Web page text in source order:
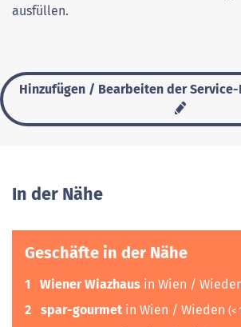
ausfüllen.
Hinzufügen / Bearbeiten der
In der Nähe
Geschäfte in der Nähe
1 Wiener Wiazhaus in Wien /
2 spar-gourmet in Wien / Wieden (<